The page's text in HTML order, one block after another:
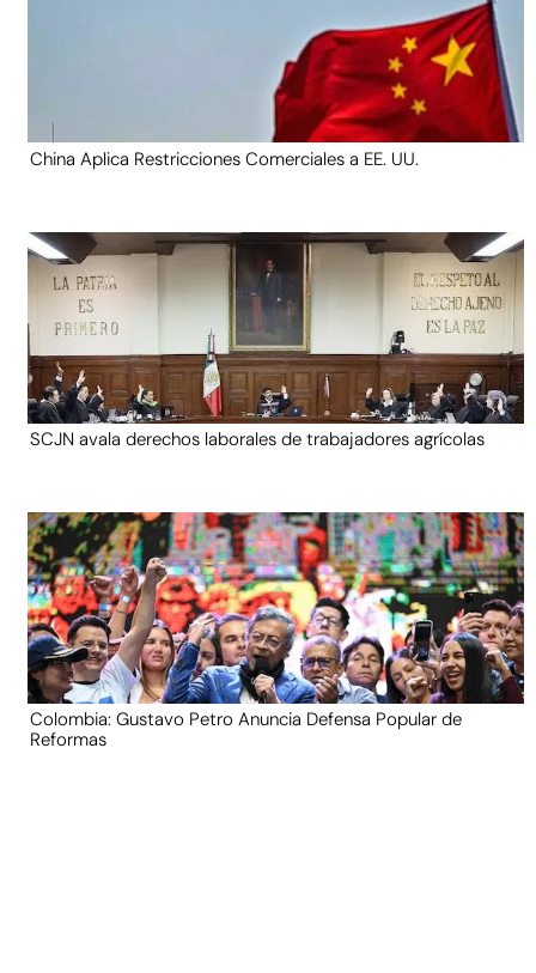
China Aplica Restricciones Comerciales a EE. UU.
SCJN avala derechos laborales de trabajadores agrícolas
Colombia: Gustavo Petro Anuncia Defensa Popular de
Reformas